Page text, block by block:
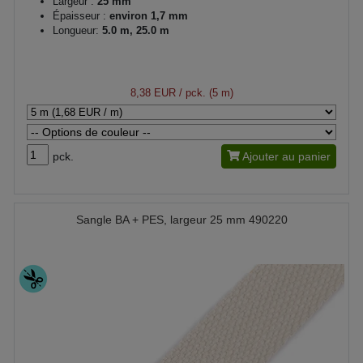
Épaisseur : environ 1,7 mm
Longueur: 5.0 m, 25.0 m
8,38 EUR/ pck. (5 m)
pck. Ajouter au panier
Sangle BA + PES, largeur 25 mm 490220